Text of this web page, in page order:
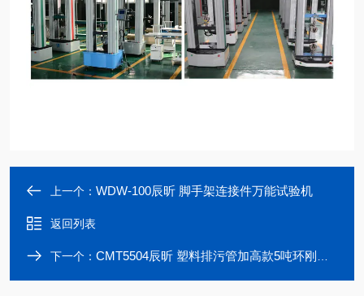
上一个： WDW-100辰昕 脚手架连接件万能试验机
返回列表
下一个： CMT5504辰昕 塑料排污管加高款5吨环刚度试验机